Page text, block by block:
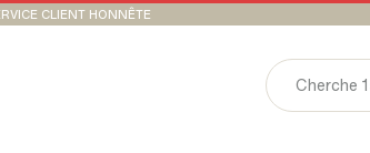
CLIENT HONNÊTE